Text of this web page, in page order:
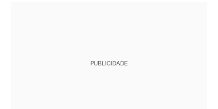
PUBLICIDADE